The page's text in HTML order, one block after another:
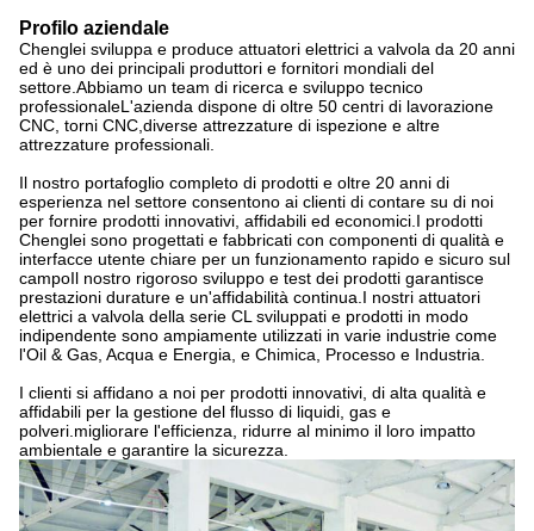
Profilo aziendale
Chenglei sviluppa e produce attuatori elettrici a valvola da 20 anni
ed è uno dei principali produttori e fornitori mondiali del
settore.Abbiamo un team di ricerca e sviluppo tecnico
professionaleL'azienda dispone di oltre 50 centri di lavorazione
CNC, torni CNC,diverse attrezzature di ispezione e altre
attrezzature professionali.
Il nostro portafoglio completo di prodotti e oltre 20 anni di
esperienza nel settore consentono ai clienti di contare su di noi
per fornire prodotti innovativi, affidabili ed economici.I prodotti
Chenglei sono progettati e fabbricati con componenti di qualità e
interfacce utente chiare per un funzionamento rapido e sicuro sul
campoIl nostro rigoroso sviluppo e test dei prodotti garantisce
prestazioni durature e un'affidabilità continua.I nostri attuatori
elettrici a valvola della serie CL sviluppati e prodotti in modo
indipendente sono ampiamente utilizzati in varie industrie come
l'Oil & Gas, Acqua e Energia, e Chimica, Processo e Industria.
I clienti si affidano a noi per prodotti innovativi, di alta qualità e
affidabili per la gestione del flusso di liquidi, gas e
polveri.migliorare l'efficienza, ridurre al minimo il loro impatto
ambientale e garantire la sicurezza.